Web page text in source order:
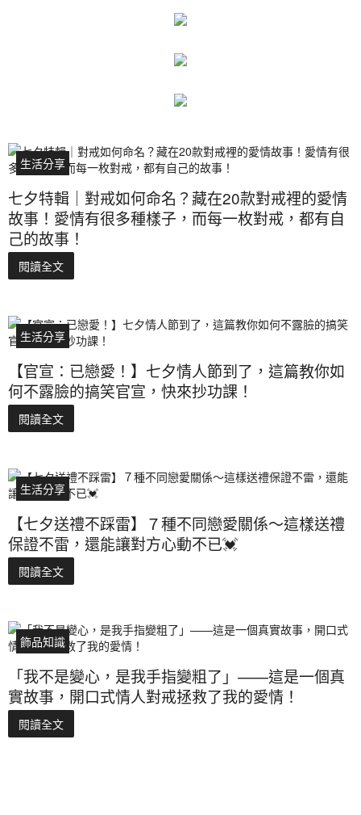
生活分享
七夕特輯｜對戒如何命名？藏在20款對戒裡的愛情
故事！愛情有很多種樣子，而每一枚對戒，都有自
己的故事！
閱讀全文
生活分享
【官宣：已戀愛！】七夕情人節到了，這篇教你如
何不露臉的搞笑官宣，快來抄功課！
閱讀全文
生活分享
【七夕送禮不踩雷】７種不同戀愛關係～這樣送禮
保證不雷，還能讓對方心動不已💓
閱讀全文
飾品知識
「我不是變心，是我手指變粗了」——這是一個真
實故事，開口式情人對戒拯救了我的愛情！
閱讀全文